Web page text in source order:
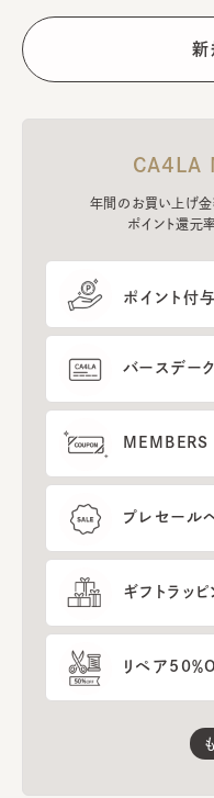
CA4LA
年間のお買い上げ金
ポイント還元
ポイント付
バースデー
プレセール
ギフトラッ
リペア50％